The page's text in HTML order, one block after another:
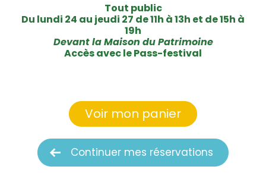
Tout public
Du lundi 24 au jeudi 27 de 11h à 13h et de 15h à
19h
Devant la Maison du Patrimoine
Accès avec le Pass-festival
Continuer mes réservations
Voir mon panier